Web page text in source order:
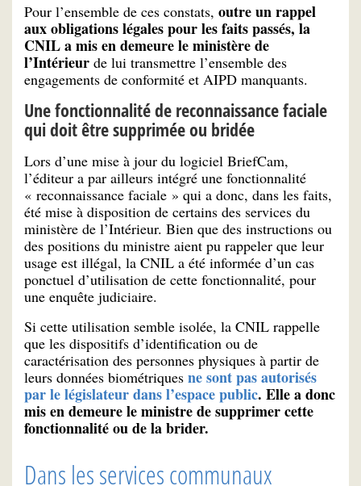
Pour l’ensemble de ces constats, outre un rappel
aux obligations légales pour les faits passés, la
CNIL a mis en demeure le ministère de
l’Intérieur de lui transmettre l’ensemble des
engagements de conformité et AIPD manquants.
Une fonctionnalité de reconnaissance faciale
qui doit être supprimée ou bridée
Lors d’une mise à jour du logiciel BriefCam,
l’éditeur a par ailleurs intégré une fonctionnalité
« reconnaissance faciale » qui a donc, dans les faits,
été mise à disposition de certains des services du
ministère de l’Intérieur. Bien que des instructions ou
des positions du ministre aient pu rappeler que leur
usage est illégal, la CNIL a été informée d’un cas
ponctuel d’utilisation de cette fonctionnalité, pour
une enquête judiciaire.
Si cette utilisation semble isolée, la CNIL rappelle
que les dispositifs d’identification ou de
caractérisation des personnes physiques à partir de
leurs données biométriques ne sont pas autorisés
par le législateur dans l’espace public. Elle a donc
mis en demeure le ministre de supprimer cette
fonctionnalité ou de la brider.
Dans les services communaux